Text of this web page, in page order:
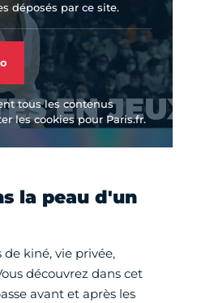
déposés par ce site.
tous les contenus
les cookies pour Paris.fr.
la peau d'un
kiné, vie privée,
découvrez dans cet
avant et après les